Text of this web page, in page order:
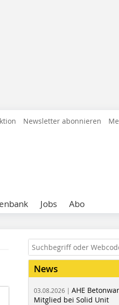
Newsletter abonnieren
Jobs Abo
News
03.08.2026 | AHE
Mitglied bei Solid Unit